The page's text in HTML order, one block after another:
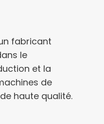
fabricant
le
et la
de
haute qualité.